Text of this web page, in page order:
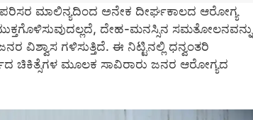
ಮಾಲಿನ್ಯದಿಂದ ಅನೇಕ ದೀರ್ಘಕಾಲದ ಆರೋಗ್ಯ
ದೇಹ-ಮನಸ್ಸಿನ ಸಮತೋಲನವನ್ನು
ವಿಶ್ವಾಸ ಗಳಿಸುತ್ತಿದೆ. ಈ ನಿಟ್ಟಿನಲ್ಲಿ ಧನ್ವಂತರಿ
ಚಿಕಿತ್ಸೆಗಳ ಮೂಲಕ ಸಾವಿರಾರು ಜನರ ಆರೋಗ್ಯದ